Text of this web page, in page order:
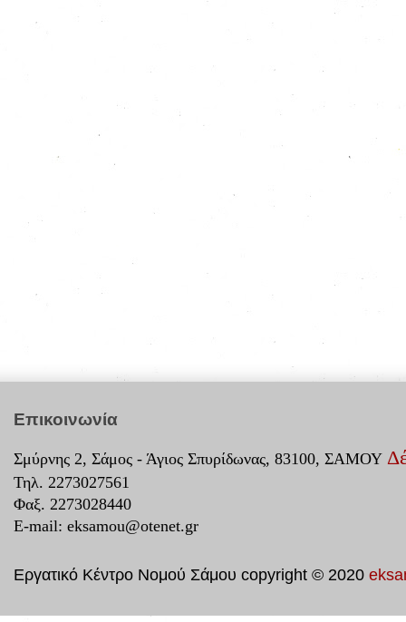
Επικοινωνία
Σμύρνης 2, Σάμος - Άγιος Σπυρίδωνας, 83100, ΣΑΜΟΥ
Τηλ. 2273027561
Φαξ. 2273028440
E-mail: eksamou@otenet.gr
Εργατικό Κέντρο Νομού Σάμου copyright © 2020